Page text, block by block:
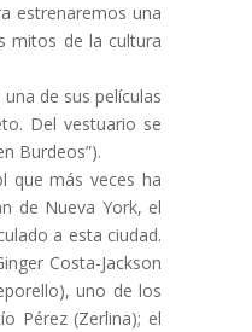
estrenaremos una
mitos de la cultura
de sus películas
Del vestuario se
Burdeos”).
que más veces ha
de Nueva York, el
a esta ciudad.
Costa-Jackson
uno de los
Pérez (Zerlina); el